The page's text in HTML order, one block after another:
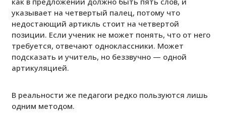
указывает на четвертый палец, потому что
недостающий артикль стоит на четвертой
позиции. Если ученик не может понять, что от него
требуется, отвечают одноклассники. Может
подсказать и учитель, но беззвучно — одной
артикуляцией.
В реальности же педагоги редко пользуются лишь
одним методом.